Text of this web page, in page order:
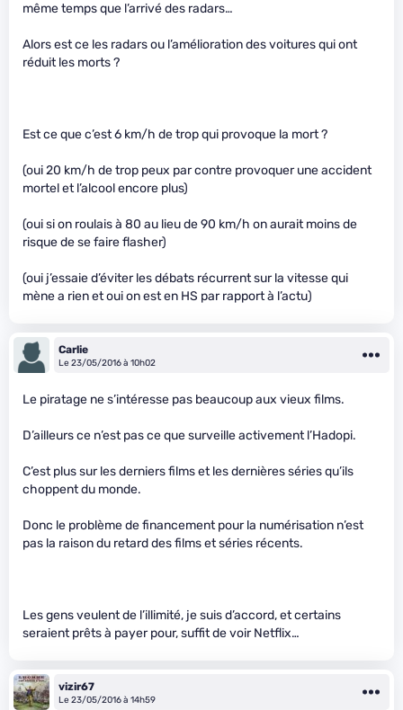
même temps que l’arrivé des radars…
Alors est ce les radars ou l’amélioration des voitures qui ont
réduit les morts ?
Est ce que c’est 6 km/h de trop qui provoque la mort ?
(oui 20 km/h de trop peux par contre provoquer une accident
mortel et l’alcool encore plus)
(oui si on roulais à 80 au lieu de 90 km/h on aurait moins de
risque de se faire flasher)
(oui j’essaie d’éviter les débats récurrent sur la vitesse qui
mène a rien et oui on est en HS par rapport à l’actu)
Carlie
Le 23/05/2016 à 10h02
Le piratage ne s’intéresse pas beaucoup aux vieux films.
D’ailleurs ce n’est pas ce que surveille activement l’Hadopi.
C’est plus sur les derniers films et les dernières séries qu’ils
choppent du monde.
Donc le problème de financement pour la numérisation n’est
pas la raison du retard des films et séries récents.
Les gens veulent de l’illimité, je suis d’accord, et certains
seraient prêts à payer pour, suffit de voir Netflix…
vizir67
Le 23/05/2016 à 14h59